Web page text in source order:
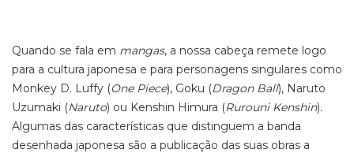
Quando se fala em mangas, a nossa cabeça remete logo
para a cultura japonesa e para personagens singulares como
Monkey D. Luffy (One Piece), Goku (Dragon Ball), Naruto
Uzumaki (Naruto) ou Kenshin Himura (Rurouni Kenshin).
Algumas das características que distinguem a banda
desenhada japonesa são a publicação das suas obras a